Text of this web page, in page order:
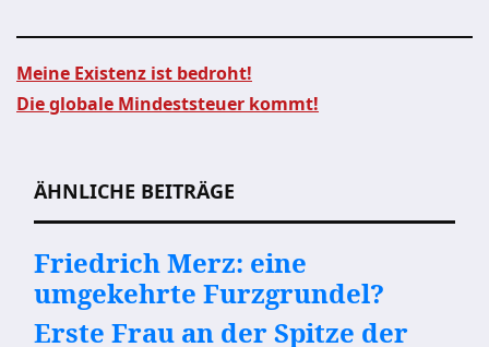
Meine Existenz ist bedroht!
Die globale Mindeststeuer kommt!
ÄHNLICHE BEITRÄGE
Friedrich Merz: eine
umgekehrte Furzgrundel?
Erste Frau an der Spitze der